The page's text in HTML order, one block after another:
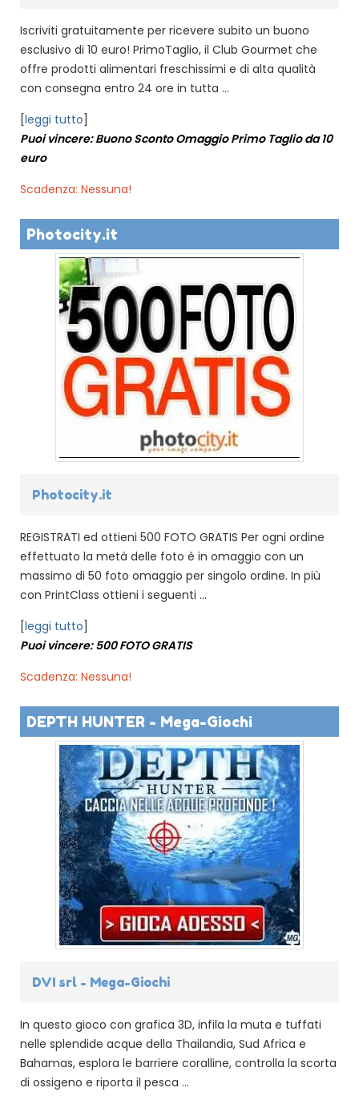
Iscriviti gratuitamente per ricevere subito un buono
esclusivo di 10 euro! PrimoTaglio, il Club Gourmet che
offre prodotti alimentari freschissimi e di alta qualità
con consegna entro 24 ore in tutta ...
[leggi tutto]
Puoi vincere: Buono Sconto Omaggio Primo Taglio da 10
euro
Scadenza: Nessuna!
Photocity.it
Photocity.it
REGISTRATI ed ottieni 500 FOTO GRATIS Per ogni ordine
effettuato la metà delle foto è in omaggio con un
massimo di 50 foto omaggio per singolo ordine. In più
con PrintClass ottieni i seguenti ...
[leggi tutto]
Puoi vincere: 500 FOTO GRATIS
Scadenza: Nessuna!
DEPTH HUNTER - Mega-Giochi
DVI srl - Mega-Giochi
In questo gioco con grafica 3D, infila la muta e tuffati
nelle splendide acque della Thailandia, Sud Africa e
Bahamas, esplora le barriere coralline, controlla la scorta
di ossigeno e riporta il pesca ...